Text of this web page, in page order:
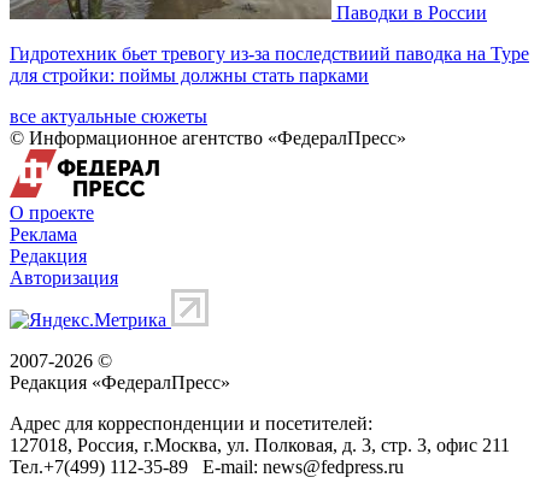
Паводки в России
Гидротехник бьет тревогу из-за последствиий паводка на Туре
для стройки: поймы должны стать парками
все актуальные сюжеты
© Информационное агентство «ФедералПресс»
О проекте
Реклама
Редакция
Авторизация
2007-2026 ©
Редакция «ФедералПресс»
Адрес для корреспонденции и посетителей:
127018, Россия, г.Москва, ул. Полковая, д. 3, стр. 3, офис 211
Тел.+7(499) 112-35-89 E-mail: news@fedpress.ru